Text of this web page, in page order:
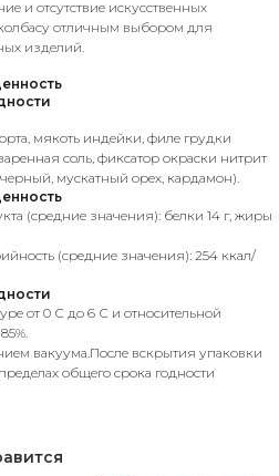
и отсутствие искусственных
отличным выбором для
изделий.
мякоть индейки, филе грудки
соль, фиксатор окраски нитрит
мускатный орех, кардамон).
(средние значения): белки 14 г, жиры
(средние значения): 254 ккал/
от 0 С до 6 С и относительной
вакуума.После вскрытия упаковки
общего срока годности